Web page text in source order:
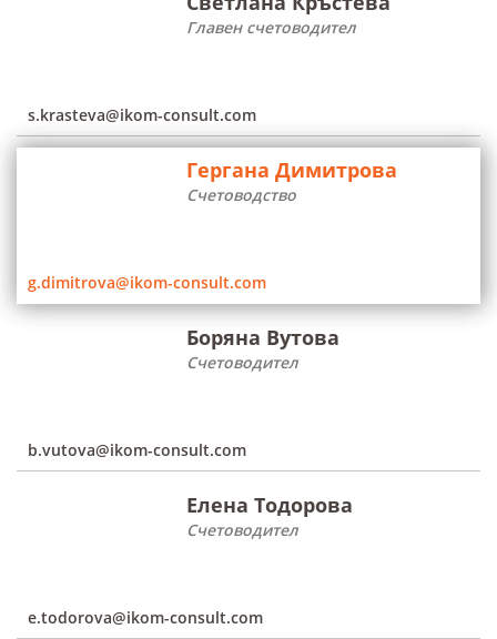
Главен счетоводител
s.krasteva@ikom-consult.com
Гергана Димитрова
Счетоводство
g.dimitrova@ikom-consult.com
Боряна Вутова
Счетоводител
b.vutova@ikom-consult.com
Елена Тодорова
Счетоводител
e.todorova@ikom-consult.com